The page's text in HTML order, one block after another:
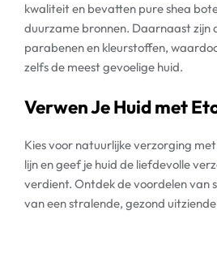
kwaliteit en bevatten pure shea
duurzame bronnen. Daarnaast zijn
parabenen en kleurstoffen,
zelfs de meest gevoelige huid.
Verwen Je Huid met
Kies voor natuurlijke verzorging
lijn en geef je huid de liefdevolle
verdient. Ontdek de voordelen van
van een stralende, gezond